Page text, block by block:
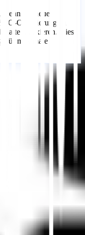
Sie neue
Optimierung zu
indexieren. Dies
für maximale